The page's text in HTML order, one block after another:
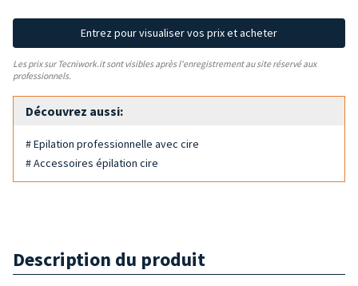
Entrez pour visualiser vos prix et acheter
Les prix sur Tecniwork.it sont visibles après l'enregistrement au site réservé aux
professionnels.
Découvrez aussi:
# Epilation professionnelle avec cire
# Accessoires épilation cire
Description du produit